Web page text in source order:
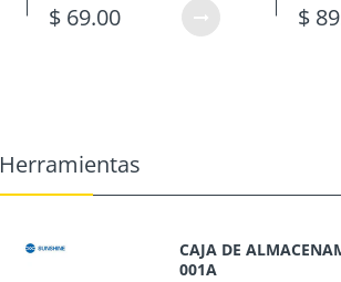
$ 69.00 $
Herramientas
CAJA DE
001A